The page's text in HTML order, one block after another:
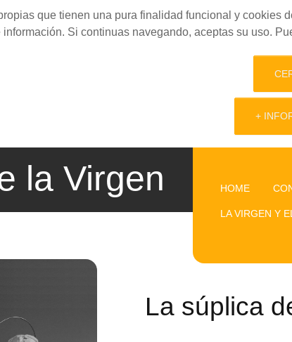
que tienen una pura finalidad funcional y
Si continuas navegando, aceptas su uso.
+
la Virgen HOME
LA VIRGEN Y
La súplica